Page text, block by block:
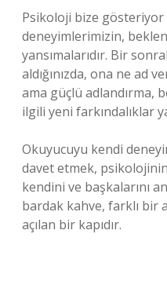
Psikoloji bize gösteriyor
deneyimlerimizin,
yansımalarıdır. Bir
aldığınızda, ona ne ad
ama güçlü adlandırma,
ilgili yeni farkındalıklar
Okuyucuyu kendi
davet etmek,
kendini ve başkalarını
bardak kahve, farklı bir
açılan bir kapıdır.